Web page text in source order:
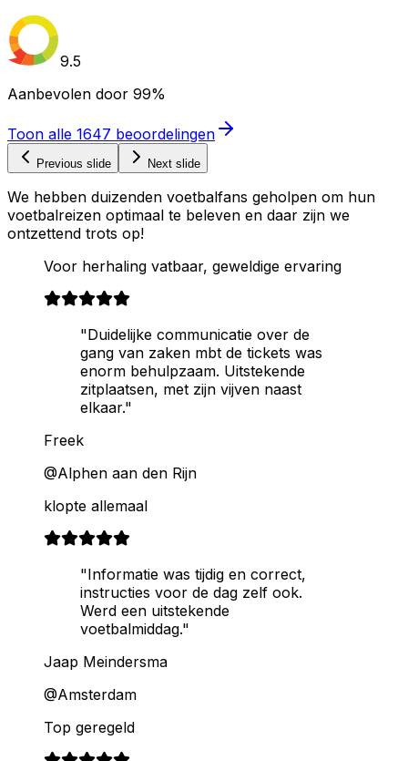
9.5
Aanbevolen door 99%
Toon alle 1647 beoordelingen
Previous slide Next slide
We hebben duizenden voetbalfans geholpen om hun
voetbalreizen optimaal te beleven en daar zijn we
ontzettend trots op!
Voor herhaling vatbaar, geweldige ervaring
"Duidelijke communicatie over de
gang van zaken mbt de tickets was
enorm behulpzaam. Uitstekende
zitplaatsen, met zijn vijven naast
elkaar."
Freek
@Alphen aan den Rijn
klopte allemaal
"Informatie was tijdig en correct,
instructies voor de dag zelf ook.
Werd een uitstekende
voetbalmiddag."
Jaap Meindersma
@Amsterdam
Top geregeld